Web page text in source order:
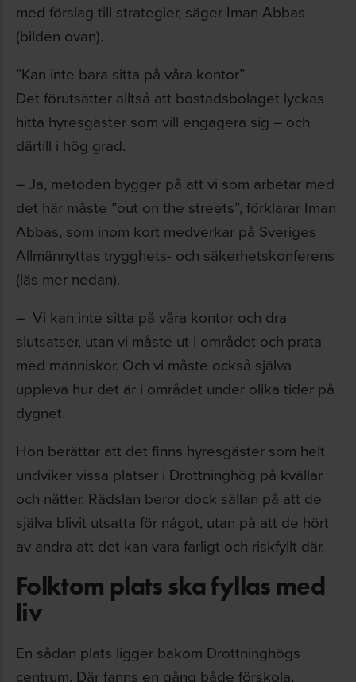
med förslag till strategier, säger Iman Abbas
(bilden ovan).
”Kan inte bara sitta på våra kontor”
Det förutsätter alltså att bostadsbolaget lyckas
hitta hyresgäster som vill engagera sig – och
därtill i hög grad.
– Ja, metoden bygger på att vi som arbetar med
det här måste ”out on the streets”, förklarar Iman
Abbas, som inom kort medverkar på Sveriges
Allmännyttas trygghets- och säkerhetskonferens
(läs mer nedan).
– Vi kan inte sitta på våra kontor och dra
slutsatser, utan vi måste ut i området och prata
med människor. Och vi måste också själva
uppleva hur det är i området under olika tider på
dygnet.
Hon berättar att det finns hyresgäster som helt
undviker vissa platser i Drottninghög på kvällar
och nätter. Rädslan beror dock sällan på att de
själva blivit utsatta för något, utan på att de hört
av andra att det kan vara farligt och riskfyllt där.
Folktom plats ska fyllas med
liv
En sådan plats ligger bakom Drottninghögs
centrum. Där fanns en gång både förskola,